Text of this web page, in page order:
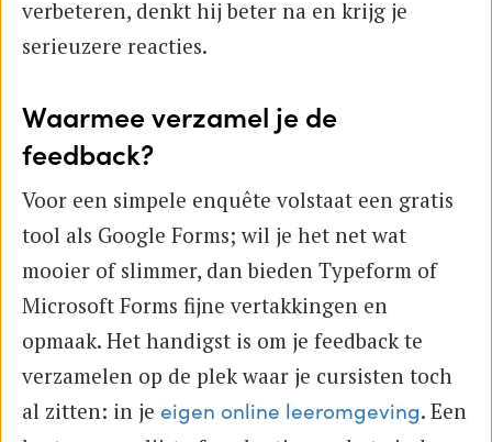
verbeteren, denkt hij beter na en krijg je
serieuzere reacties.
Waarmee verzamel je de
feedback?
Voor een simpele enquête volstaat een gratis
tool als Google Forms; wil je het net wat
mooier of slimmer, dan bieden Typeform of
Microsoft Forms fijne vertakkingen en
opmaak. Het handigst is om je feedback te
verzamelen op de plek waar je cursisten toch
al zitten: in je eigen online leeromgeving. Een